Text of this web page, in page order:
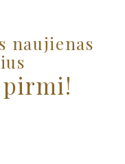
naujienas
pirmi!